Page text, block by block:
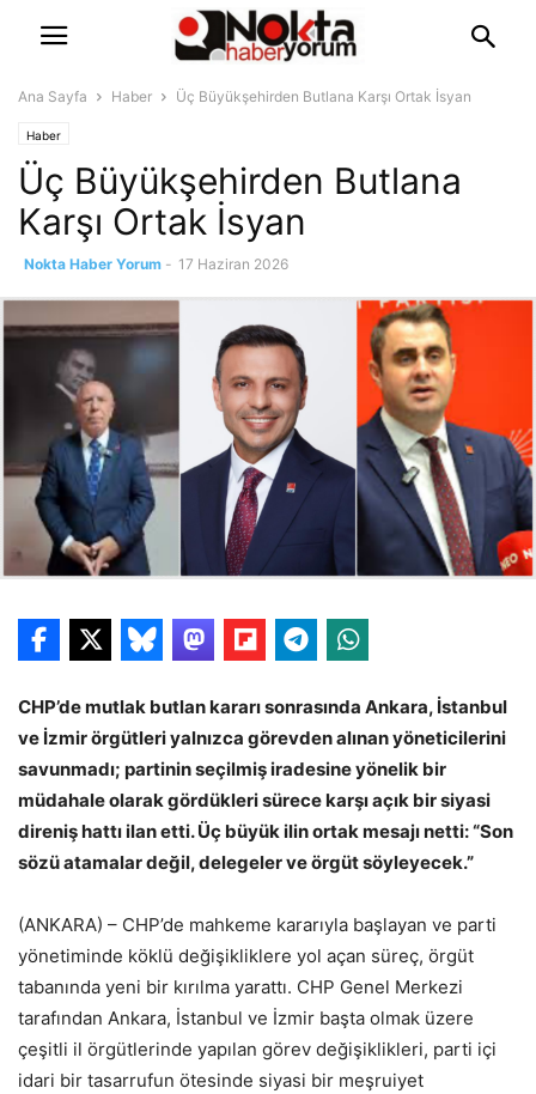
Ana Sayfa Haber Üç Büyükşehirden Butlana Karşı Ortak İsyan
Haber
Üç Büyükşehirden Butlana
Karşı Ortak İsyan
Nokta Haber Yorum - 17 Haziran 2026
CHP’de mutlak butlan kararı sonrasında Ankara, İstanbul
ve İzmir örgütleri yalnızca görevden alınan yöneticilerini
savunmadı; partinin seçilmiş iradesine yönelik bir
müdahale olarak gördükleri sürece karşı açık bir siyasi
direniş hattı ilan etti. Üç büyük ilin ortak mesajı netti: “Son
sözü atamalar değil, delegeler ve örgüt söyleyecek.”
(ANKARA) – CHP’de mahkeme kararıyla başlayan ve parti
yönetiminde köklü değişikliklere yol açan süreç, örgüt
tabanında yeni bir kırılma yarattı. CHP Genel Merkezi
tarafından Ankara, İstanbul ve İzmir başta olmak üzere
çeşitli il örgütlerinde yapılan görev değişiklikleri, parti içi
idari bir tasarrufun ötesinde siyasi bir meşruiyet